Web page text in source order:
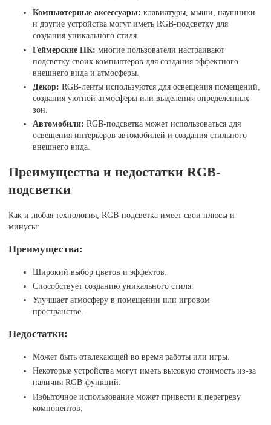
Компьютерные аксессуары: клавиатуры, мыши, наушники
и другие устройства могут иметь RGB-подсветку для
создания уникального стиля.
Геймерские ПК: многие пользователи настраивают
подсветку своих компьютеров для создания эффектного
внешнего вида и атмосферы.
Декор: RGB-ленты используются для освещения помещений,
создания уютной атмосферы или выделения определенных
зон.
Автомобили: RGB-подсветка может использоваться для
освещения интерьеров автомобилей и создания стильного
внешнего вида.
Преимущества и недостатки RGB-
подсветки
Как и любая технология, RGB-подсветка имеет свои плюсы и
минусы:
Преимущества:
Широкий выбор цветов и эффектов.
Способствует созданию уникального стиля.
Улучшает атмосферу в помещении или игровом
пространстве.
Недостатки:
Может быть отвлекающей во время работы или игры.
Некоторые устройства могут иметь высокую стоимость из-за
наличия RGB-функций.
Избыточное использование может привести к перегреву
компонентов.